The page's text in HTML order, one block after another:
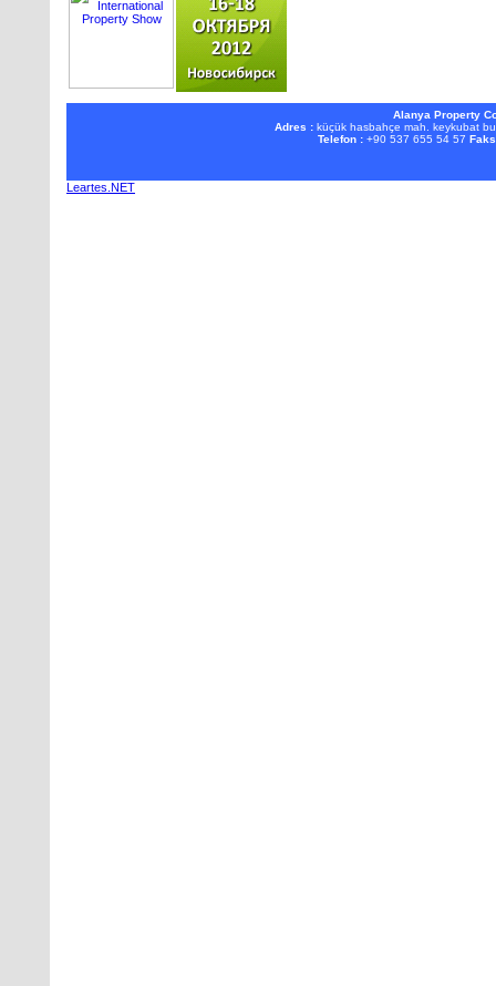
Alanya Property
Adres : küçük hasbahçe mah. keykubat
Telefon :+90 537 655 54 57
Leartes.NET